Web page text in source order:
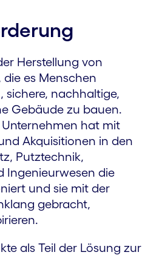
Herstellung von
es Menschen
nachhaltige,
Gebäude zu bauen.
Unternehmen hat mit
Akquisitionen in den
Putztechnik,
Ingenieurwesen die
und sie mit der
gebracht,
als Teil der Lösung zur